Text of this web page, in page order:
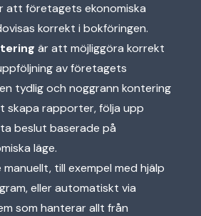
att företagets ekonomiska
korrekt i bokföringen.
är att möjliggöra korrekt
av företagets
tydlig och noggrann kontering
skapa rapporter, följa upp
beslut baserade på
läge.
manuellt, till exempel med hjälp
eller automatiskt via
som hanterar allt från